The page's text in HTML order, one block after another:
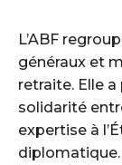
L’ABF
généraux et
retraite. Elle
solidarité
expertise à